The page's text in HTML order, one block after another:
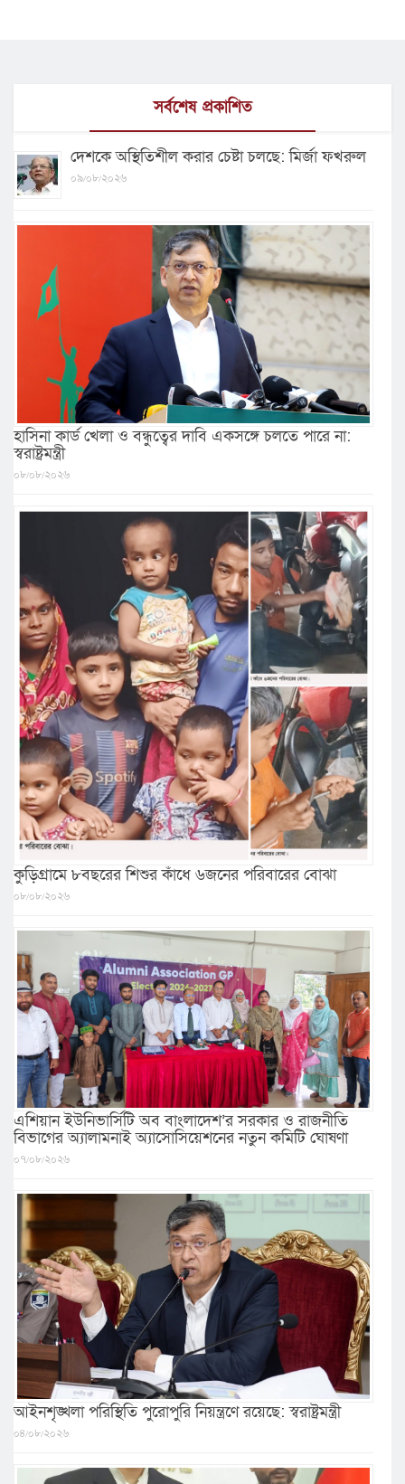
সর্বশেষ প্রকাশিত
দেশকে অস্থিতিশীল করার চেষ্টা চলছে: মির্জা ফখরুল
০৯/০৮/২০২৬
হাসিনা কার্ড খেলা ও বন্ধুত্বের দাবি একসঙ্গে চলতে পারে না:
স্বরাষ্ট্রমন্ত্রী
০৮/০৮/২০২৬
কুড়িগ্রামে ৮বছরের শিশুর কাঁধে ৬জনের পরিবারের বোঝা
০৮/০৮/২০২৬
এশিয়ান ইউনিভার্সিটি অব বাংলাদেশ’র সরকার ও রাজনীতি
বিভাগের অ্যালামনাই অ্যাসোসিয়েশনের নতুন কমিটি ঘোষণা
০৭/০৮/২০২৬
আইনশৃঙ্খলা পরিস্থিতি পুরোপুরি নিয়ন্ত্রণে রয়েছে: স্বরাষ্ট্রমন্ত্রী
০৪/০৮/২০২৬